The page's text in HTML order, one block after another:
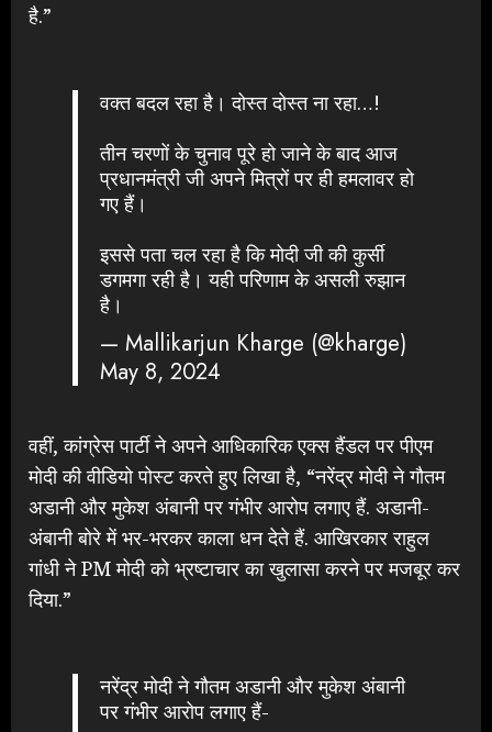
है.”
वक्त बदल रहा है। दोस्त दोस्त ना रहा…!
तीन चरणों के चुनाव पूरे हो जाने के बाद आज
प्रधानमंत्री जी अपने मित्रों पर ही हमलावर हो
गए हैं।
इससे पता चल रहा है कि मोदी जी की कुर्सी
डगमगा रही है। यही परिणाम के असली रुझान
है।
— Mallikarjun Kharge (@kharge)
May 8, 2024
वहीं, कांग्रेस पार्टी ने अपने आधिकारिक एक्स हैंडल पर पीएम
मोदी की वीडियो पोस्ट करते हुए लिखा है, “नरेंद्र मोदी ने गौतम
अडानी और मुकेश अंबानी पर गंभीर आरोप लगाए हैं. अडानी-
अंबानी बोरे में भर-भरकर काला धन देते हैं. आखिरकार राहुल
गांधी ने PM मोदी को भ्रष्टाचार का खुलासा करने पर मजबूर कर
दिया.”
नरेंद्र मोदी ने गौतम अडानी और मुकेश अंबानी
पर गंभीर आरोप लगाए हैं-